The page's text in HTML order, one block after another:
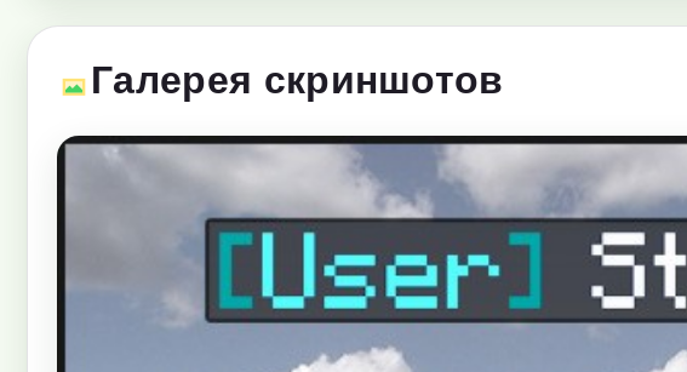
Галерея скриншотов